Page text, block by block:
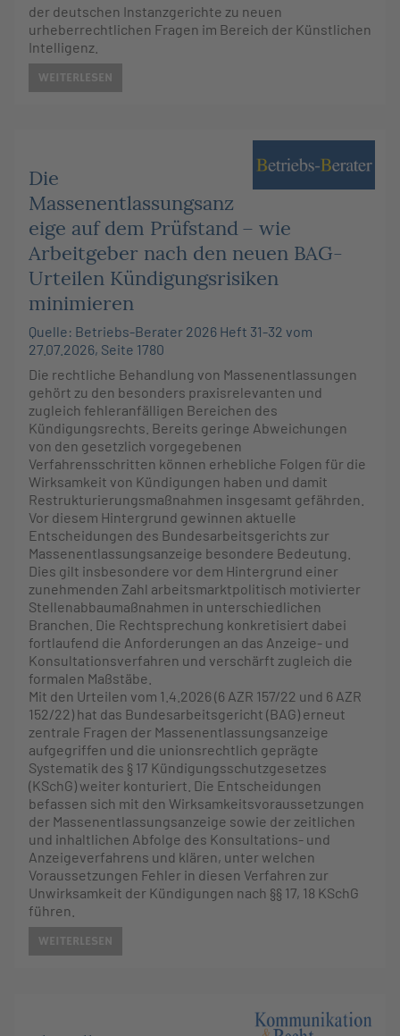
der deutschen Instanzgerichte zu neuen
urheberrechtlichen Fragen im Bereich der Künstlichen
Intelligenz.
WEITERLESEN
Die
Massenentlassungsanz
eige auf dem Prüfstand – wie
Arbeitgeber nach den neuen BAG-
Urteilen Kündigungsrisiken
minimieren
Quelle: Betriebs-Berater 2026 Heft 31-32 vom
27.07.2026, Seite 1780
Die rechtliche Behandlung von Massenentlassungen
gehört zu den besonders praxisrelevanten und
zugleich fehleranfälligen Bereichen des
Kündigungsrechts. Bereits geringe Abweichungen
von den gesetzlich vorgegebenen
Verfahrensschritten können erhebliche Folgen für die
Wirksamkeit von Kündigungen haben und damit
Restrukturierungsmaßnahmen insgesamt gefährden.
Vor diesem Hintergrund gewinnen aktuelle
Entscheidungen des Bundesarbeitsgerichts zur
Massenentlassungsanzeige besondere Bedeutung.
Dies gilt insbesondere vor dem Hintergrund einer
zunehmenden Zahl arbeitsmarktpolitisch motivierter
Stellenabbaumaßnahmen in unterschiedlichen
Branchen. Die Rechtsprechung konkretisiert dabei
fortlaufend die Anforderungen an das Anzeige- und
Konsultationsverfahren und verschärft zugleich die
formalen Maßstäbe.
Mit den Urteilen vom 1.4.2026 (6 AZR 157/22 und 6 AZR
152/22) hat das Bundesarbeitsgericht (BAG) erneut
zentrale Fragen der Massenentlassungsanzeige
aufgegriffen und die unionsrechtlich geprägte
Systematik des § 17 Kündigungsschutzgesetzes
(KSchG) weiter konturiert. Die Entscheidungen
befassen sich mit den Wirksamkeitsvoraussetzungen
der Massenentlassungsanzeige sowie der zeitlichen
und inhaltlichen Abfolge des Konsultations- und
Anzeigeverfahrens und klären, unter welchen
Voraussetzungen Fehler in diesen Verfahren zur
Unwirksamkeit der Kündigungen nach §§ 17, 18 KSchG
führen.
WEITERLESEN